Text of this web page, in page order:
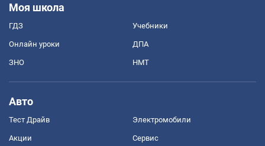
Моя школа
ГДЗ Учебники
Онлайн уроки ДПА
ЗНО НМТ
Авто
Тест Драйв Электромобили
Акции Сервис